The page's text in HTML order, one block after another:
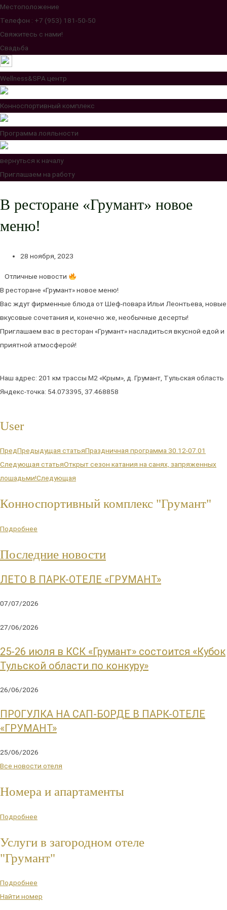
Местоположение
Телефон : +7 (953) 181-50-50
Свяжитесь с нами!
Свадьба
Wellness&SPA центр
Конноспортивный комплекс
Программа лояльности
вернуться к началу
Приглашаем на работу
В ресторане «Грумант» новое
меню!
28 ноября, 2023
Отличные новости
В ресторане «Грумант» новое меню!
Вас ждут фирменные блюда от Шеф-повара Ильи Леонтьева, новые
вкусовые сочетания и, конечно же, необычные десерты!
Приглашаем вас в ресторан «Грумант» насладиться вкусной едой и
приятной атмосферой!
Наш адрес: 201 км трассы М2 «Крым», д. Грумант, Тульская область
Яндекс-точка: 54.073395, 37.468858
User
ПредПредыдущая статьяПраздничная программа 30.12-07.01
Следующая статьяОткрыт сезон катания на санях, запряженных
лошадьми!Следующая
Конноспортивный комплекс "Грумант"
Подробнее
Последние новости
ЛЕТО В ПАРК-ОТЕЛЕ «ГРУМАНТ»
07/07/2026
27/06/2026
25-26 июля в КСК «Грумант» состоится «Кубок
Тульской области по конкуру»
26/06/2026
ПРОГУЛКА НА САП-БОРДЕ В ПАРК-ОТЕЛЕ
«ГРУМАНТ»
25/06/2026
Все новости отеля
Номера и апартаменты
Подробнее
Услуги в загородном отеле
"Грумант"
Подробнее
Найти номер